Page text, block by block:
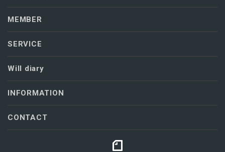
MEMBER
SERVICE
Will diary
INFORMATION
CONTACT